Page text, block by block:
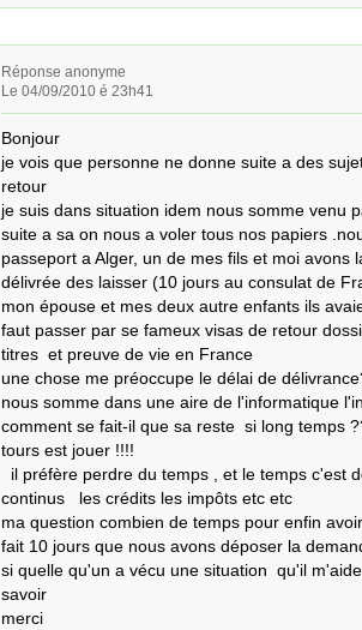
Réponse anonyme
Le 04/09/2010 é 23h41
Bonjour
je vois que personne ne donne suite a des
retour
je suis dans situation idem nous somme venu
suite a sa on nous a voler tous nos papiers
passeport a Alger, un de mes fils et moi avons
délivrée des laisser (10 jours au consulat de
mon épouse et mes deux autre enfants ils
faut passer par se fameux visas de retour
titres  et preuve de vie en France
une chose me préoccupe le délai de
nous somme dans une aire de l'informatique
comment se fait-il que sa reste  si long temps
tours est jouer !!!!
continus   les crédits les impôts etc etc
ma question combien de temps pour enfin
fait 10 jours que nous avons déposer la
si quelle qu'un a vécu une situation  qu'il
savoir
merci